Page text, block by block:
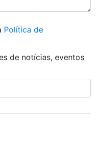
Política de
de notícias, eventos